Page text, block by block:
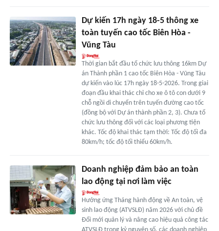
Dự kiến 17h ngày 18-5 thông xe
toàn tuyến cao tốc Biên Hòa -
Vũng Tàu
Thời gian bắt đầu tổ chức lưu thông 16km Dự
án Thành phần 1 cao tốc Biên Hòa - Vũng Tàu
dự kiến vào lúc 17h ngày 18-5-2026. Trong giai
đoạn đầu khai thác chỉ cho xe ô tô con dưới 9
chỗ ngồi di chuyển trên tuyến đường cao tốc
(đồng bộ với Dự án thành phần 2, 3). Chưa tổ
chức lưu thông đối với các loại phương tiện
khác. Tốc độ khai thác tạm thời: Tốc độ tối đa
80km/h; tốc độ tối thiểu 60km/h.
Doanh nghiệp đảm bảo an toàn
lao động tại nơi làm việc
Hưởng ứng Tháng hành động về An toàn, vệ
sinh lao động (ATVSLÐ) năm 2026 với chủ đề
Ðổi mới quản lý và nâng cao hiệu quả công tác
ATVSLÐ trong kỷ nguyên số, các doanh nghiệp